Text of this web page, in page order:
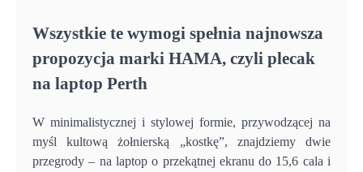
Wszystkie te wymogi spełnia najnowsza
propozycja marki HAMA, czyli plecak
na laptop Perth
W minimalistycznej i stylowej formie, przywodzącej na
myśl kultową żołnierską „kostkę”, znajdziemy dwie
przegrody – na laptop o przekątnej ekranu do 15,6 cala i